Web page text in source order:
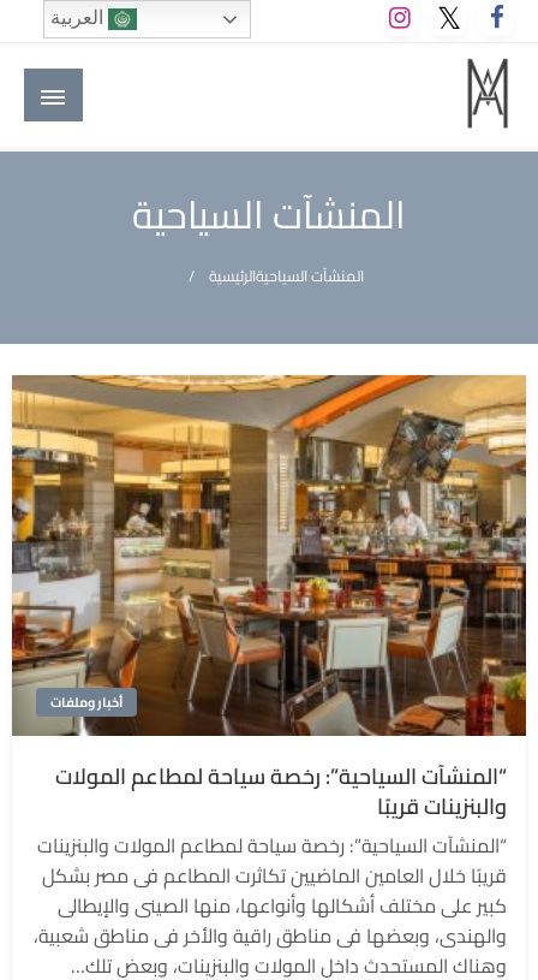
التخطي
إلى
المحتوى
M A hotels | إم ايه هوتيلز
الموقع الأول للعاملين في الفنادق في العالم العربي
المنشآت السياحية
الرئيسيةالمنشآت السياحية
أخبار وملفات
“المنشآت السياحية”: رخصة سياحة لمطاعم المولات
والبنزينات قريبًا
“المنشآت السياحية”: رخصة سياحة لمطاعم المولات والبنزينات
قريبًا خلال العامين الماضيين تكاثرت المطاعم فى مصر بشكل
كبير على مختلف أشكالها وأنواعها، منها الصينى والإيطالى
والهندى، وبعضها فى مناطق راقية والأخر فى مناطق شعبية،
وهناك المستحدث داخل المولات والبنزينات، وبعض تلك…
العربية